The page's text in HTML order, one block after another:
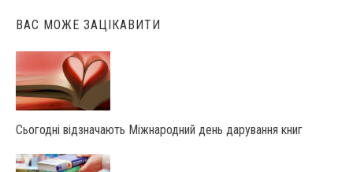
ВАС МОЖЕ ЗАЦІКАВИТИ
Сьогодні відзначають Міжнародний день дарування книг